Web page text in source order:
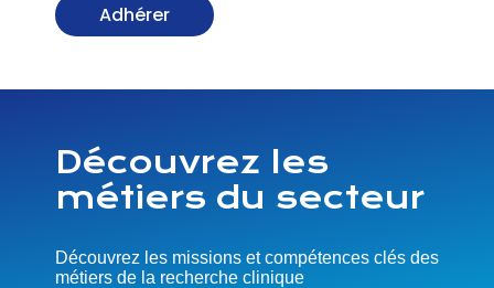
Adhérer
Découvrez les
métiers du secteur
Découvrez les missions et compétences clés des
métiers de la recherche clinique